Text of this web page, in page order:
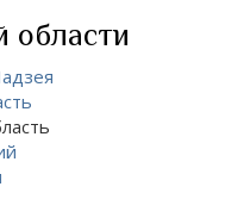
области